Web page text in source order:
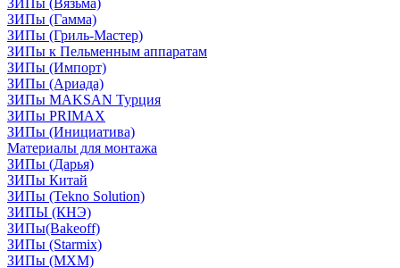
ЗИПы (Вязьма)
ЗИПы (Гамма)
ЗИПы (Гриль-Мастер)
ЗИПы к Пельменным аппаратам
ЗИПы (Импорт)
ЗИПы (Ариада)
ЗИПы MAKSAN Турция
ЗИПы PRIMAX
ЗИПы (Инициатива)
Материалы для монтажа
ЗИПы (Дарья)
ЗИПы Китай
ЗИПы (Tekno Solution)
ЗИПЫ (КНЭ)
ЗИПы(Bakeoff)
ЗИПы (Starmix)
ЗИПы (МХМ)